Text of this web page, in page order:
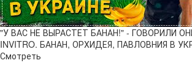
"У ВАС НЕ ВЫРАСТЕТ БАНАН!" - ГОВОРИЛИ
INVITRO. БАНАН, ОРХИДЕЯ, ПАВЛОВНИЯ В
Смотреть